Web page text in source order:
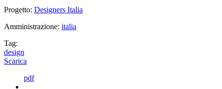
Progetto: Designers Italia
Amministrazione: italia
Tag:
design
Scarica
pdf